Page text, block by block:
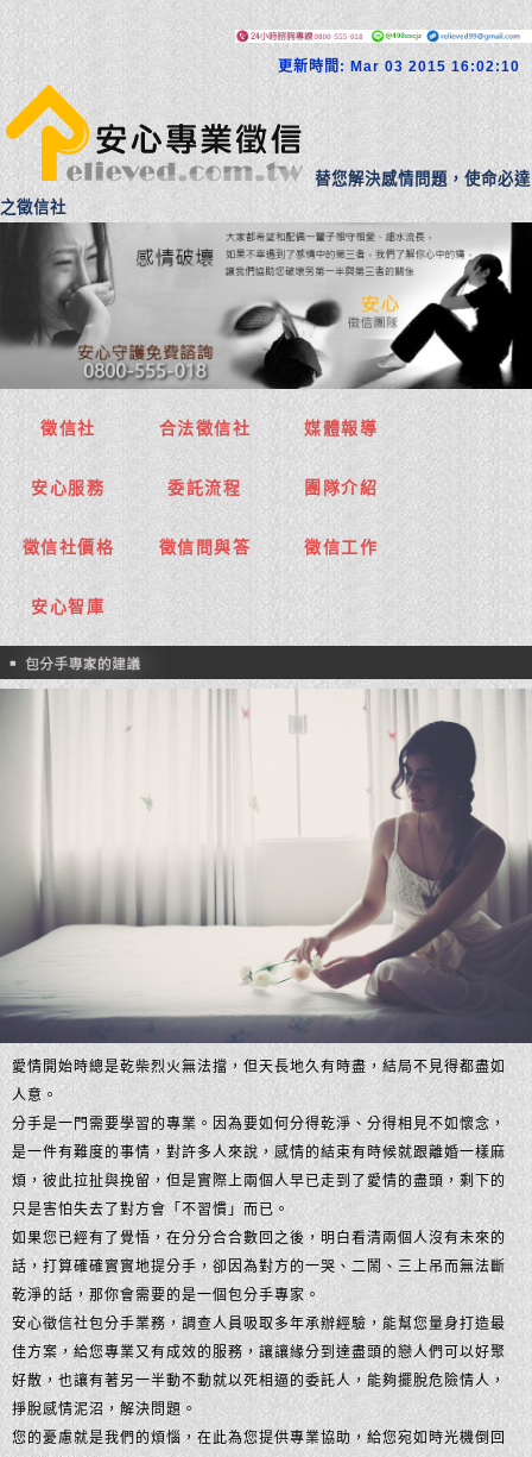
更新時間: Mar 03 2015 16:02:10
替您解決感情問題，使命必達
之徵信社
徵信社 合法徵信社 媒體報導
安心服務 委託流程 團隊介紹
徵信社價格 徵信問與答 徵信工作
安心智庫
愛情開始時總是乾柴烈火無法擋，但天長地久有時盡，結局不見得都盡如
人意。
分手是一門需要學習的專業。因為要如何分得乾淨、分得相見不如懷念，
是一件有難度的事情，對許多人來說，感情的結束有時候就跟離婚一樣麻
煩，彼此拉扯與挽留，但是實際上兩個人早已走到了愛情的盡頭，剩下的
只是害怕失去了對方會「不習慣」而已。
如果您已經有了覺悟，在分分合合數回之後，明白看清兩個人沒有未來的
話，打算確確實實地提分手，卻因為對方的一哭、二鬧、三上吊而無法斷
乾淨的話，那你會需要的是一個包分手專家。
安心徵信社包分手業務，調查人員吸取多年承辦經驗，能幫您量身打造最
佳方案，給您專業又有成效的服務，讓讓緣分到達盡頭的戀人們可以好聚
好散，也讓有著另一半動不動就以死相逼的委託人，能夠擺脫危險情人，
掙脫感情泥沼，解決問題。
您的憂慮就是我們的煩惱，在此為您提供專業協助，給您宛如時光機倒回